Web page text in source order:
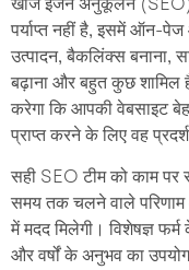
पर्याप्त नहीं है, इसमें ऑन-पेज
उत्पादन, बैकलिंक्स बनाना,
बढ़ाना और बहुत कुछ शामिल
करेगा कि आपकी वेबसाइट
प्राप्त करने के लिए वह
सही SEO टीम को काम
समय तक चलने वाले परिणाम
में मदद मिलेगी। विशेषज्ञ
और वर्षों के अनुभव का